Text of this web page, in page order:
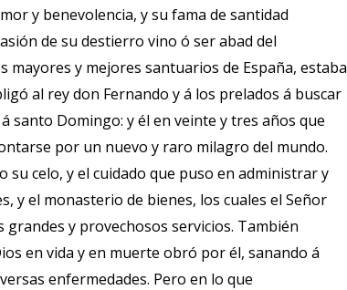
y benevolencia, y su fama de santidad
de su destierro vino ó ser abad del
mayores y mejores santuarios de España, estaba
al rey don Fernando y á los prelados á buscar
santo Domingo: y él en veinte y tres años que
por un nuevo y raro milagro del mundo.
su celo, y el cuidado que puso en administrar y
y el monasterio de bienes, los cuales el Señor
y provechosos servicios. También
en vida y en muerte obró por él, sanando á
enfermedades. Pero en lo que